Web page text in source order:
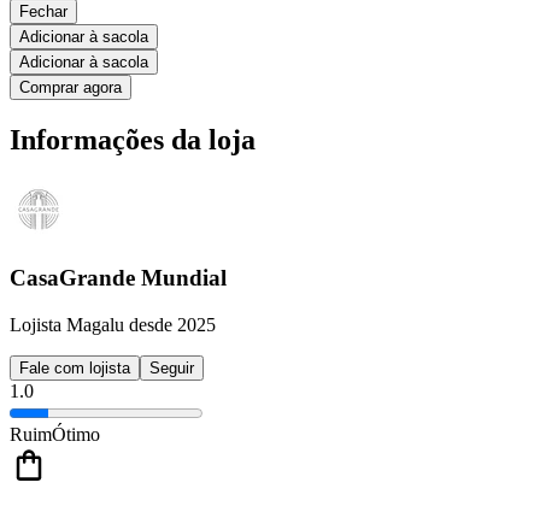
Fechar
Adicionar à sacola
Adicionar à sacola
Comprar agora
Informações da loja
CasaGrande Mundial
Lojista Magalu desde 2025
Fale com lojista Seguir
1.0
RuimÓtimo